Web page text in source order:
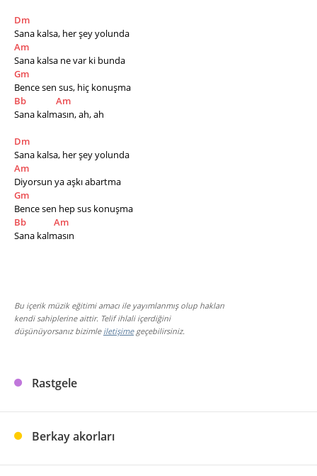
Dm
Sana kalsa, her şey yolunda
Am
Sana kalsa ne var ki bunda
Gm
Bence sen sus, hiç konuşma
Bb
Am
Sana kalmasın, ah, ah
Dm
Sana kalsa, her şey yolunda
Am
Diyorsun ya aşkı abartma
Gm
Bence sen hep sus konuşma
Bb
Am
Sana kalmasın
Bu içerik müzik eğitimi amacı ile yayımlanmış olup hakları
kendi sahiplerine aittir. Telif ihlali içerdiğini
düşünüyorsanız bizimle iletişimegeçebilirsiniz.
Rastgele
Berkay akorları